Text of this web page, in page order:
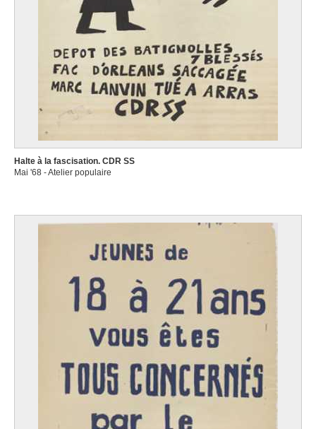
Halte à la fascisation. CDR SS
Mai '68 - Atelier populaire